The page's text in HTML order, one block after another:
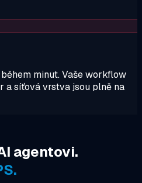
minut. Vaše workflow
a síťová vrstva jsou plně na
agentovi.